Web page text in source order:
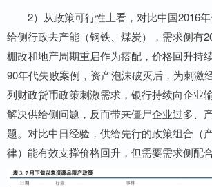
2）从政策可行性上看，对比中国2016年
给侧行政去产能（钢铁、煤炭），需求侧有
棚改和地产周期重启作为搭配，价格回升持
90年代失败案例，资产泡沫破灭后，为刺激
列财政货币政策刺激需求，银行持续向企业
解决供给侧问题，反而带来僵尸企业过多、
题。对比中日经验，供给先行的政策组合（
律）能有效支撑价格回升，但需要需求侧配